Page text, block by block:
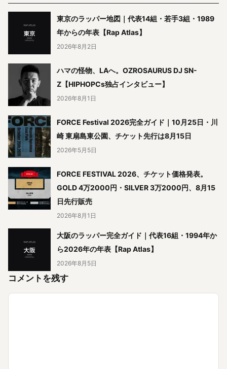
東京のラッパー地図｜代表14組・若手3組・1989
年からの年表【Rap Atlas】
2026年8月2日
ハマの怪物、LAへ。OZROSAURUS DJ SN-
Z【HIPHOPCs独占インタビュー】
2026年8月1日
FORCE Festival 2026完全ガイド｜10月25日・川
崎 東扇島東公園、チケット先行は8月15日
2026年5月5日
FORCE FESTIVAL 2026、チケット価格発表。
GOLD 4万2000円・SILVER 3万2000円、8月15
日先行販売
2026年8月1日
大阪のラッパー完全ガイド｜代表16組・1994年か
ら2026年の年表【Rap Atlas】
2026年8月5日
コメントを残す